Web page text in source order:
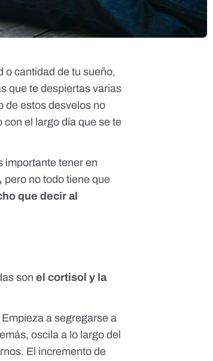
o cantidad de tu sueño,
que te despiertas varias
de estos desvelos no
el largo día que se te
importante tener en
pero no todo tiene que
que decir al
sonel cortisol y la
Empieza a segregarse a
oscila a lo largo del
El incremento de